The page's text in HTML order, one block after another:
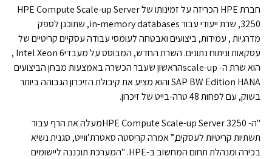
חברת HPE הכריזה על זמינותו של HPE Compute Scale-up Server
3250, שרת ייעודי עבור in-memory databases, שתוכנן לספק
מדרגיות , עמידות, ביצועים ואבטחה לעומסי עבודה עסקיים קריטיים של
עסקאות וניתוח נתונים. השרת החדש, המבוסס על מעבדיIntel Xeon 6 ,
הוא שרת ה- scale-upהראשון שעבר הכשרה באמצעות מבחן הביצועים
SAP BW Edition HANA והוא מציע את קיבולת הזיכרון הגבוהה ביותר
בשוק, עם לפחות 48 טרה-בייט של זיכרון.
"ה- HPE Compute Scale-up Server 3250מעלה את הרף עבור
תשתיות קריטיות לעסקים,” אמרה קריסטה סאטרת’ווייט, סגנית נשיא
בכירה ומנהלת תחום המחשוב ב-HPE. "המערכת תוכננה ליישומים